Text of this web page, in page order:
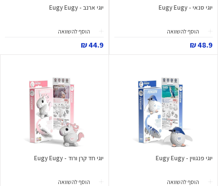
יוגי סנאי - Eugy Eugy
הוסף להשוואה
48.9 ₪
יוגי ארנב - Eugy Eugy
הוסף להשוואה
44.9 ₪
יוגי פנגווין - Eugy Eugy
הוסף להשוואה
יוגי חד קרן ורוד - Eugy Eugy
הוסף להשוואה